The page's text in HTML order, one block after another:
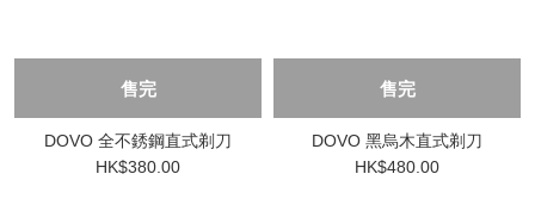
售完
DOVO 全不銹鋼直式剃刀
HK$380.00
售完
DOVO 黑烏木直式剃刀
HK$480.00